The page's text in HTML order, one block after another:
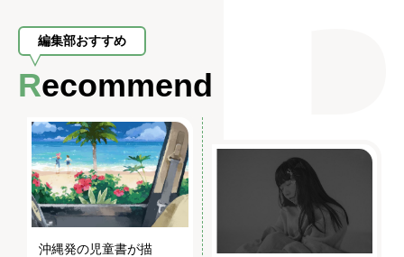
編集部おすすめ
Recommend
沖縄発の児童書が描